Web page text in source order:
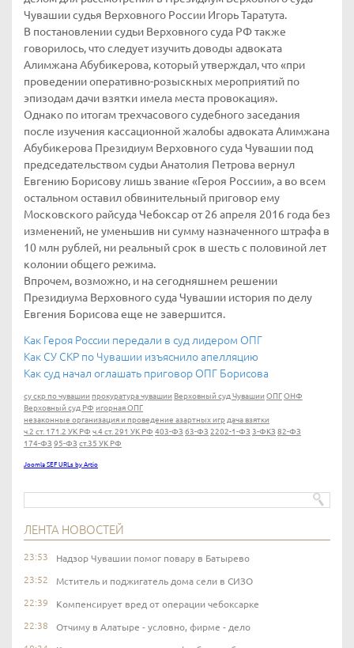
Чувашии судья Верховного России Игорь Таратута.
В постановлении судьи Верховного суда РФ также
говорилось, что следует изучить доводы адвоката
Алимжана Абубикерова, который утверждал, что «при
проведении оперативно-розыскных мероприятий по
эпизодам дачи взятки имела места провокация».
Однако по итогам трехчасового судебного заседания
после изучения кассационной жалобы адвоката Алимжана
Абубикерова Президиум Верховного суда Чувашии под
председательством судьи Анатолия Петрова вернул
Евгению Борисову лишь звание «Героя России», а во всем
остальном оставил обвинительный приговор ему
Московского райсуда Чебоксар от 26 апреля 2016 года без
изменений, не уменьшив ни сумму назначенного штрафа в
10 млн рублей, ни реальный срок в шесть с половиной лет
колонии общего режима.
Впрочем, возможно, и на сегодняшнем решении
Президиума Верховного суда Чувашии история по делу
Евгения Борисова еще не завершится.
Как Героя России передали в суд лидером ОПГ
Как СУ СКР по Чувашии изъяснило апелляцию
Как суд начал оглашать приговор ОПГ Борисова
су скр по чувашии прокуратура чувашии Верховный суд Чувашии ОПГОНФ
Верховный суд РФ игорная ОПГ
незаконные организация и проведение азартных игр дача взятки
ч.2 ст. 171.2 УК РФ ч.4 ст. 291 УК РФ 403-ФЗ 63-ФЗ 2202-1-ФЗ 3-ФКЗ 82-ФЗ
174-ФЗ 95-ФЗ ст.35 УК РФ
Joomla SEF URLs by Artio
ЛЕНТА НОВОСТЕЙ
23:53 Надзор Чувашии помог повару в Батырево
23:52 Мститель и поджигатель дома сели в СИЗО
22:39 Компенсирует вред от операции чебоксарке
22:38 Отчиму в Алатыре - условно, фирме - дело